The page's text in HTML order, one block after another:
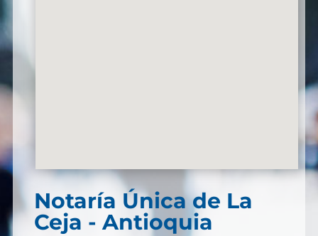
Notaría Única de La
Ceja - Antioquia